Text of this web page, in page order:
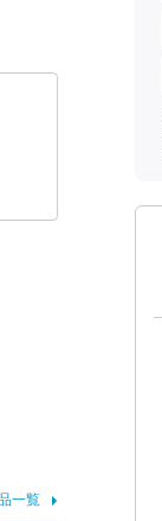
一覧